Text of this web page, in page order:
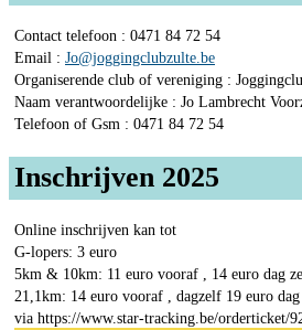
Contact telefoon : 0471 84 72 54
Email : Jo@joggingclubzulte.be
Organiserende club of vereniging :
Naam verantwoordelijke : Jo Lambrecht
Telefoon of Gsm : 0471 84 72 54
Inschrijven 2025
Online inschrijven kan tot
G-lopers: 3 euro
5km & 10km: 11 euro vooraf , 14 euro dag
21,1km: 14 euro vooraf , dagzelf 19 euro
via https://www.star-tracking.be/orderticket/